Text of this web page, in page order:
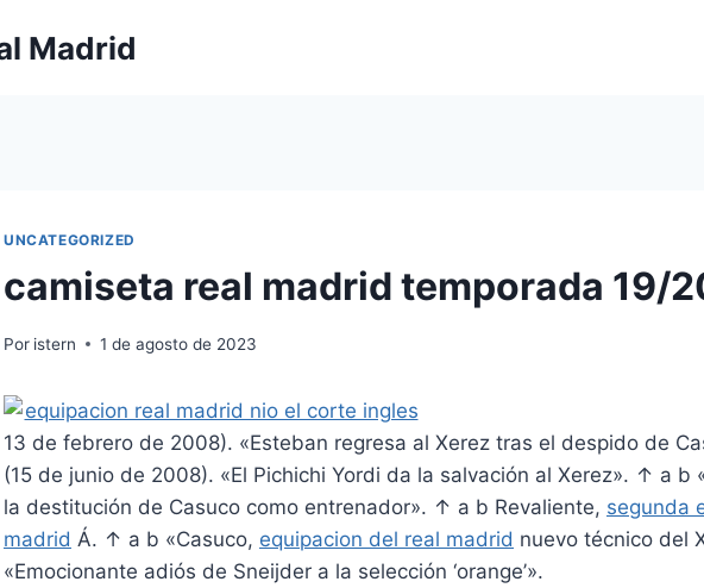
Madrid
UNCATEGORIZED
camiseta real madrid temporada 19/
Por istern 1 de agosto de 2023
13 de febrero de 2008). «Esteban regresa al Xerez tras el despido de
(15 de junio de 2008). «El Pichichi Yordi da la salvación al Xerez». ↑ a b
la destitución de Casuco como entrenador». ↑ a b Revaliente, segunda
madrid Á. ↑ a b «Casuco, equipacion del real madrid nuevo técnico del
«Emocionante adiós de Sneijder a la selección ‘orange’».